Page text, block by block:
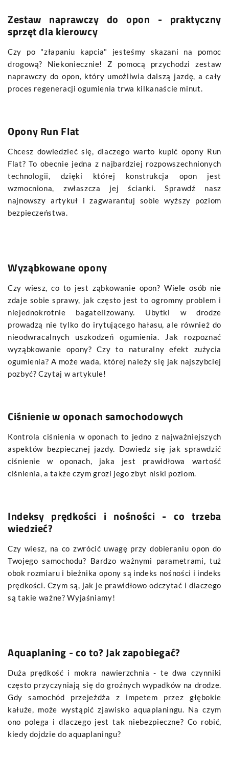
Zestaw naprawczy do opon - praktyczny
sprzęt dla kierowcy
Czy po "złapaniu kapcia" jesteśmy skazani na pomoc
drogową? Niekoniecznie! Z pomocą przychodzi zestaw
naprawczy do opon, który umożliwia dalszą jazdę, a cały
proces regeneracji ogumienia trwa kilkanaście minut.
Opony Run Flat
Chcesz dowiedzieć się, dlaczego warto kupić opony Run
Flat? To obecnie jedna z najbardziej rozpowszechnionych
technologii, dzięki której konstrukcja opon jest
wzmocniona, zwłaszcza jej ścianki. Sprawdź nasz
najnowszy artykuł i zagwarantuj sobie wyższy poziom
bezpieczeństwa.
Wyząbkowane opony
Czy wiesz, co to jest ząbkowanie opon? Wiele osób nie
zdaje sobie sprawy, jak często jest to ogromny problem i
niejednokrotnie bagatelizowany. Ubytki w drodze
prowadzą nie tylko do irytującego hałasu, ale również do
nieodwracalnych uszkodzeń ogumienia. Jak rozpoznać
wyząbkowanie opony? Czy to naturalny efekt zużycia
ogumienia? A może wada, której należy się jak najszybciej
pozbyć? Czytaj w artykule!
Ciśnienie w oponach samochodowych
Kontrola ciśnienia w oponach to jedno z najważniejszych
aspektów bezpiecznej jazdy. Dowiedz się jak sprawdzić
ciśnienie w oponach, jaka jest prawidłowa wartość
ciśnienia, a także czym grozi jego zbyt niski poziom.
Indeksy prędkości i nośności - co trzeba
wiedzieć?
Czy wiesz, na co zwrócić uwagę przy dobieraniu opon do
Twojego samochodu? Bardzo ważnymi parametrami, tuż
obok rozmiaru i bieżnika opony są indeks nośności i indeks
prędkości. Czym są, jak je prawidłowo odczytać i dlaczego
są takie ważne? Wyjaśniamy!
Aquaplaning - co to? Jak zapobiegać?
Duża prędkość i mokra nawierzchnia - te dwa czynniki
często przyczyniają się do groźnych wypadków na drodze.
Gdy samochód przejeżdża z impetem przez głębokie
kałuże, może wystąpić zjawisko aquaplaningu. Na czym
ono polega i dlaczego jest tak niebezpieczne? Co robić,
kiedy dojdzie do aquaplaningu?